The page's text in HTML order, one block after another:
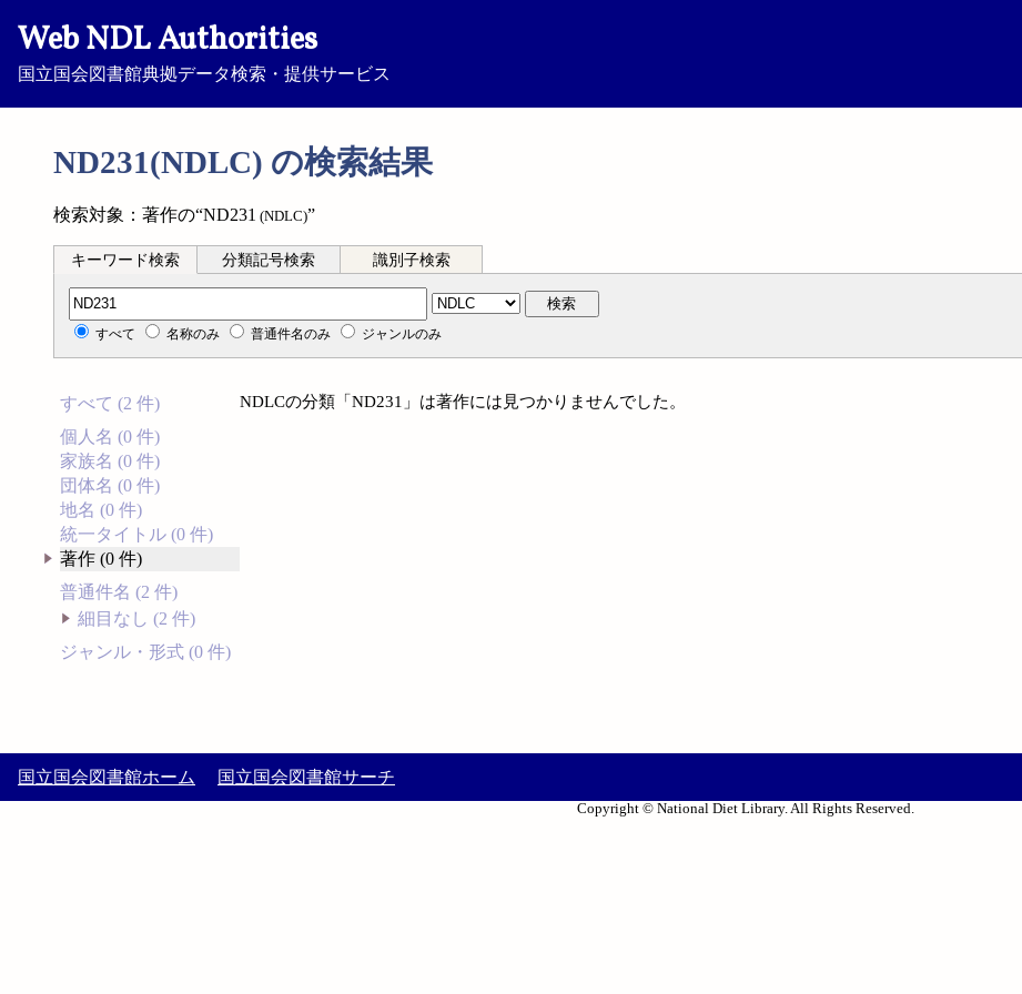
Web NDL Authorities
国立国会図書館典拠データ検索・提供サービス
ND231(NDLC) の検索結果
検索対象：著作の“ND231 (NDLC)”
キーワード検索 分類記号検索 識別子検索
分類記号検索 検索
すべて 名称のみ 普通件名のみ ジャンルのみ
すべて (2 件)
個人名 (0 件)
家族名 (0 件)
団体名 (0 件)
地名 (0 件)
統一タイトル (0 件)
著作 (0 件)
普通件名 (2 件)
細目なし (2 件)
ジャンル・形式 (0 件)
NDLCの分類「ND231」は著作には見つかりませんでした。
国立国会図書館ホーム 国立国会図書館サーチ
Copyright © National Diet Library. All Rights Reserved.